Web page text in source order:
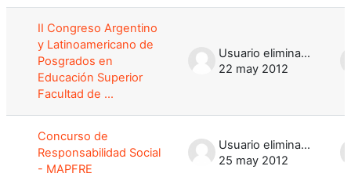
II Congreso Argentino
y Latinoamericano de
Posgrados en
Educación Superior
Facultad de ...
Usuario eliminado
22 may 2012
Concurso de
Responsabilidad Social
- MAPFRE
Usuario eliminado
25 may 2012